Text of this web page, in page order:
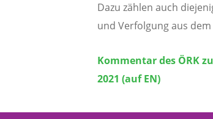
Dazu zählen auch
und Verfolgung aus dem
Kommentar des ÖRK
2021 (auf EN)